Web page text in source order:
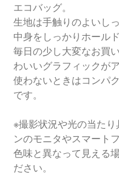
エコバッグ。
生地は手触りのよいし
中身をしっかりホールド
毎日の少し大変なお買
わいいグラフィックが
使わないときはコンパ
です。
※撮影状況や光の当た
ンのモニタやスマート
色味と異なって見える
ださい。